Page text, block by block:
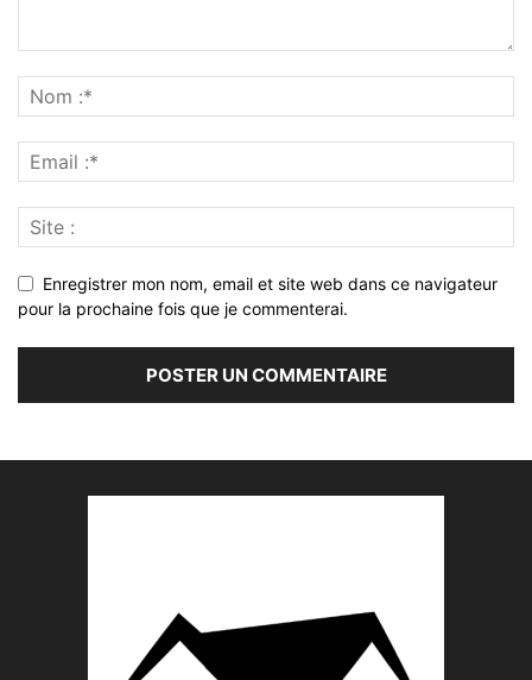
Enregistrer mon nom, email et site web dans ce navigateur
pour la prochaine fois que je commenterai.